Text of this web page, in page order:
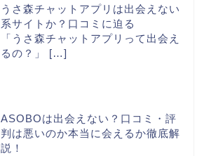
うさ森チャットアプリは出会えない
系サイトか？口コミに迫る
「うさ森チャットアプリって出会え
るの？」 […]
ASOBOは出会えない？口コミ・評
判は悪いのか本当に会えるか徹底解
説！